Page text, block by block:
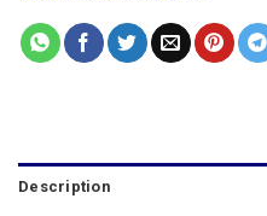
Description